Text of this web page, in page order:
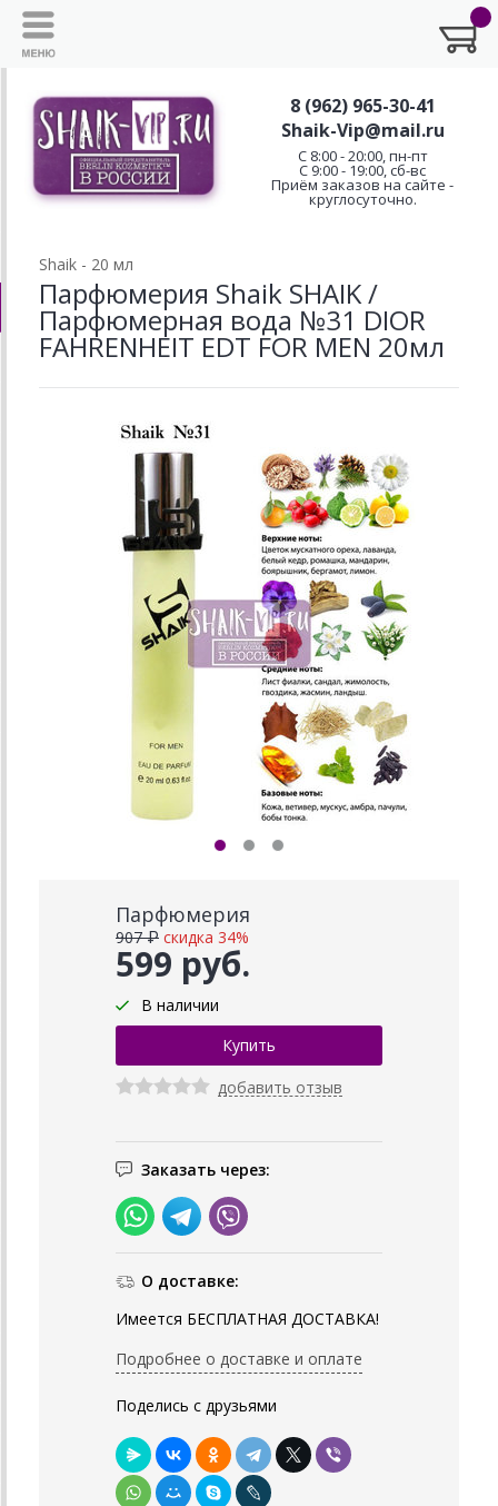
8 (962) 965-30-41
Shaik-Vip@mail.ru
C 8:00 - 20:00, пн-пт
С 9:00 - 19:00, сб-вс
Приём заказов на сайте -
круглосуточно.
Shaik - 20 мл
Парфюмерия Shaik SHAIK /
Парфюмерная вода №31 DIOR
FAHRENHEIT EDT FOR MEN 20мл
Парфюмерия
599 руб.
907 ₽ скидка 34%
В наличии
добавить отзыв
Заказать через:
О доставке:
Имеется БЕСПЛАТНАЯ ДОСТАВКА!
Подробнее о доставке и оплате
Поделись с друзьями